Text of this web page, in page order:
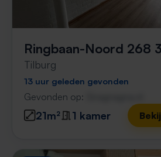
Ringbaan-Noord 268 3
Tilburg
13 uur geleden gevonden
Gevonden op:
21m² 1 kamer